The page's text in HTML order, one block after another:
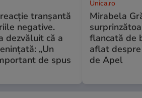
tranșantă
negative.
dezvăluit că a
„Un
de spus
Unica.ro
Mirabela
flancată de
aflat
de Apel